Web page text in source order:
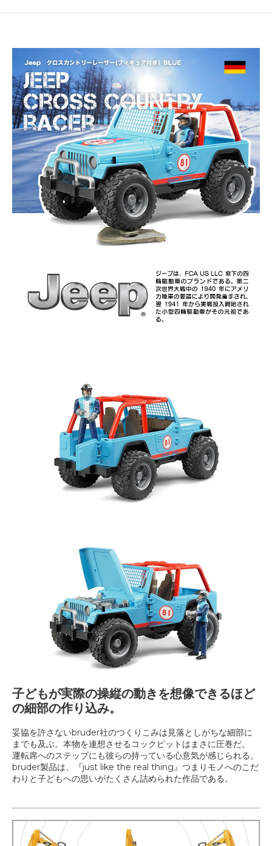
子どもが実際の操縦の動きを想像できるほど
の細部の作り込み。
妥協を許さないbruder社のつくりこみは見落としがちな細部に
までも及ぶ。本物を連想させるコックピットはまさに圧巻だ。
運転席へのステップにも彼らの持っている心意気が感じられる。
bruder製品は、『just like the real thing』つまりモノへのこだ
わりと子どもへの思いがたくさん詰められた作品である。